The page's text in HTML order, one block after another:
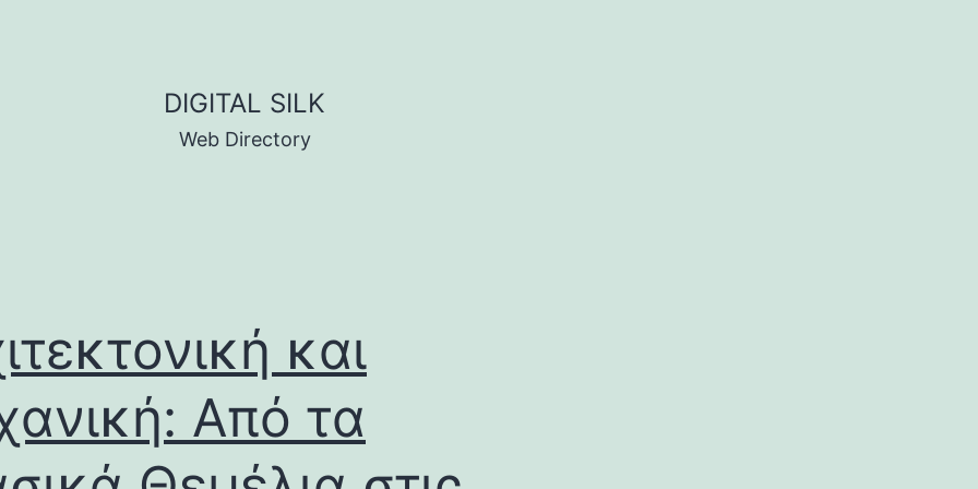
DIGITAL SILK
Web Directory
και
Από τα